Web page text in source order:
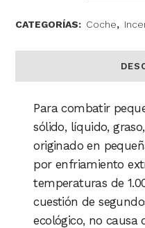
de
eficacia
ControlFire
200ml
quantity
CATEGORÍAS: Coche,
Para combatir
sólido, líquido,
originado en
por enfriamiento
temperaturas de
cuestión de
ecológico, no causa